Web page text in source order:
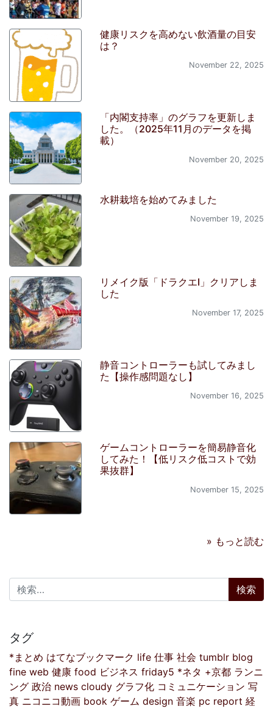
健康リスクを高めない飲酒量の目安
は？
November 22, 2025
「内閣支持率」のグラフを更新しま
した。（2025年11月のデータを掲
載）
November 20, 2025
水耕栽培を始めてみました
November 19, 2025
リメイク版「ドラクエI」クリアしま
した
November 17, 2025
静音コントローラーも試してみまし
た【操作感問題なし】
November 16, 2025
ゲームコントローラーを簡易静音化
してみた！【低リスク低コストで効
果抜群】
November 15, 2025
» もっと読む
検索:
タグ
*まとめ はてなブックマーク life 仕事 社会 tumblr blog
fine web 健康 food ビジネス friday5 *ネタ +京都 ランニ
ング 政治 news cloudy グラフ化 コミュニケーション 写
真 ニコニコ動画 book ゲーム design 音楽 pc report 経